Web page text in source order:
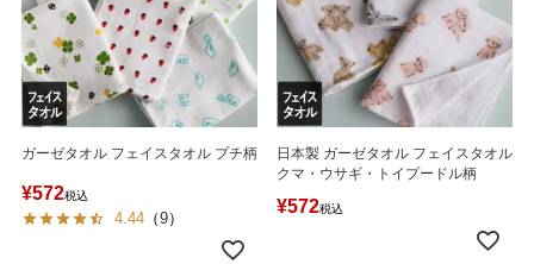
ガーゼタオル フェイスタオル プチ柄
¥572税込
4.44 （9）
日本製 ガーゼタオル フェイスタオル
クマ・ウサギ・トイプードル柄
¥572税込